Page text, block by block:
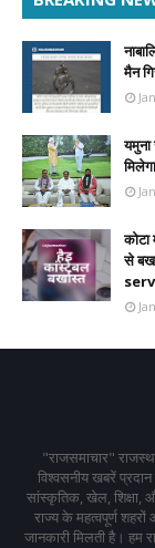
मैन
यमुना
से
"राजसमाचार"
विश्वसनीय खबरें
सांस्कृतिक, खेल, शिक्षा,
राज्य के महत्वपूर्ण
जानकारी मिलती है।